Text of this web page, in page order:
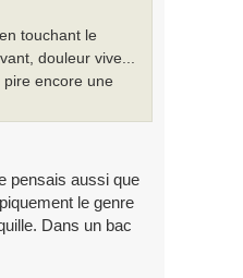
touchant le
douleur vive...
pire encore une
pensais aussi que
le genre
Dans un bac